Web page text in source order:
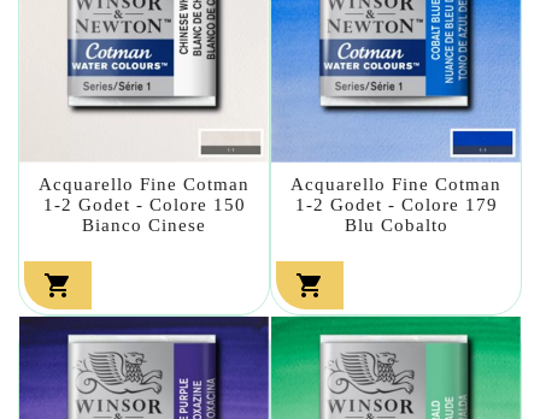
Acquarello Fine Cotman
1-2 Godet - Colore 150
Bianco Cinese

Acquarello Fine Cotman
1-2 Godet - Colore 179
Blu Cobalto
